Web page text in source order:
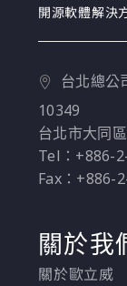
開源軟體解決
台北總公
10349
台北市大同
Tel：+886-
Fax：+886-
關於我
關於歐立威